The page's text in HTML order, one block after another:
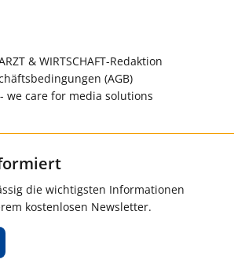
& WIRTSCHAFT-Redaktion
(AGB)
we care for media solutions
die wichtigsten Informationen
kostenlosen Newsletter.